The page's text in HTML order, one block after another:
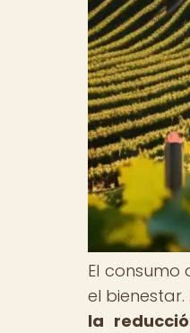
El
el bienestar.
la